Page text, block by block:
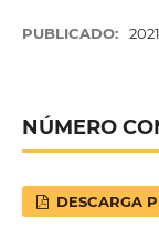
PUBLICADO:
NÚMERO
DESCARGA